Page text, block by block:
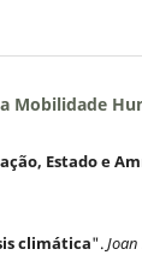
Mobilidade
Estado e
climática".